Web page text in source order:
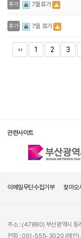
휴가 7월휴가
휴가 7월 휴가
1 2 3
관련사이트
이메일무단수집거부 찾아오
주소 : (47880) 부산광역시 동
전화 : 051-555-3020 (메인)